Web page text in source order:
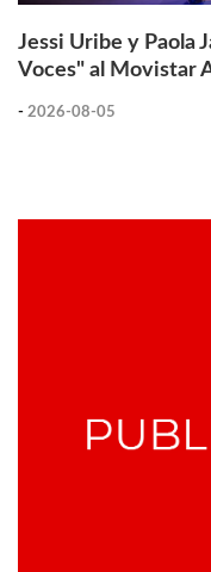
Jessi Uribe y Paola
Voces" al Movistar
- 2026-08-05